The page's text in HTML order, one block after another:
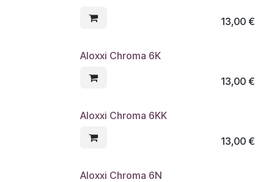
13,00€
Aloxxi Chroma 6K
13,00€
Aloxxi Chroma 6KK
13,00€
Aloxxi Chroma 6N